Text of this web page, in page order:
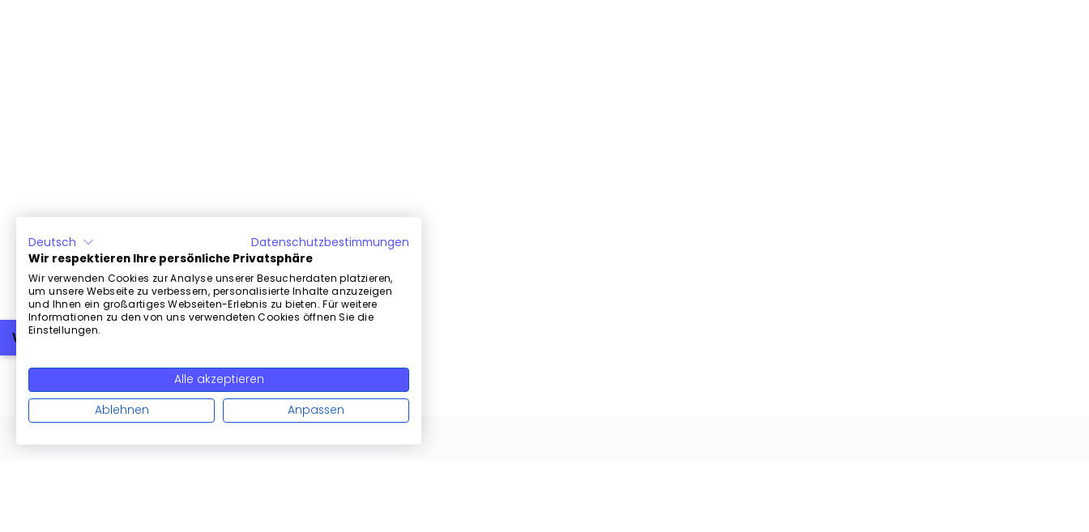
Weiterlesen
Deutsch
Datenschutzbestimmungen
Wir respektieren Ihre persönliche Privatsphäre
Wir verwenden Cookies zur Analyse unserer Besucherdaten platzieren,
um unsere Webseite zu verbessern, personalisierte Inhalte anzuzeigen
und Ihnen ein großartiges Webseiten-Erlebnis zu bieten. Für weitere
Informationen zu den von uns verwendeten Cookies öffnen Sie die
Einstellungen.
Alle akzeptieren
Ablehnen
Anpassen